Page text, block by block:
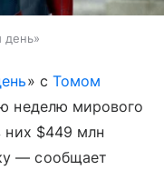
день»
» с Томом
неделю мирового
них $449 млн
— сообщает